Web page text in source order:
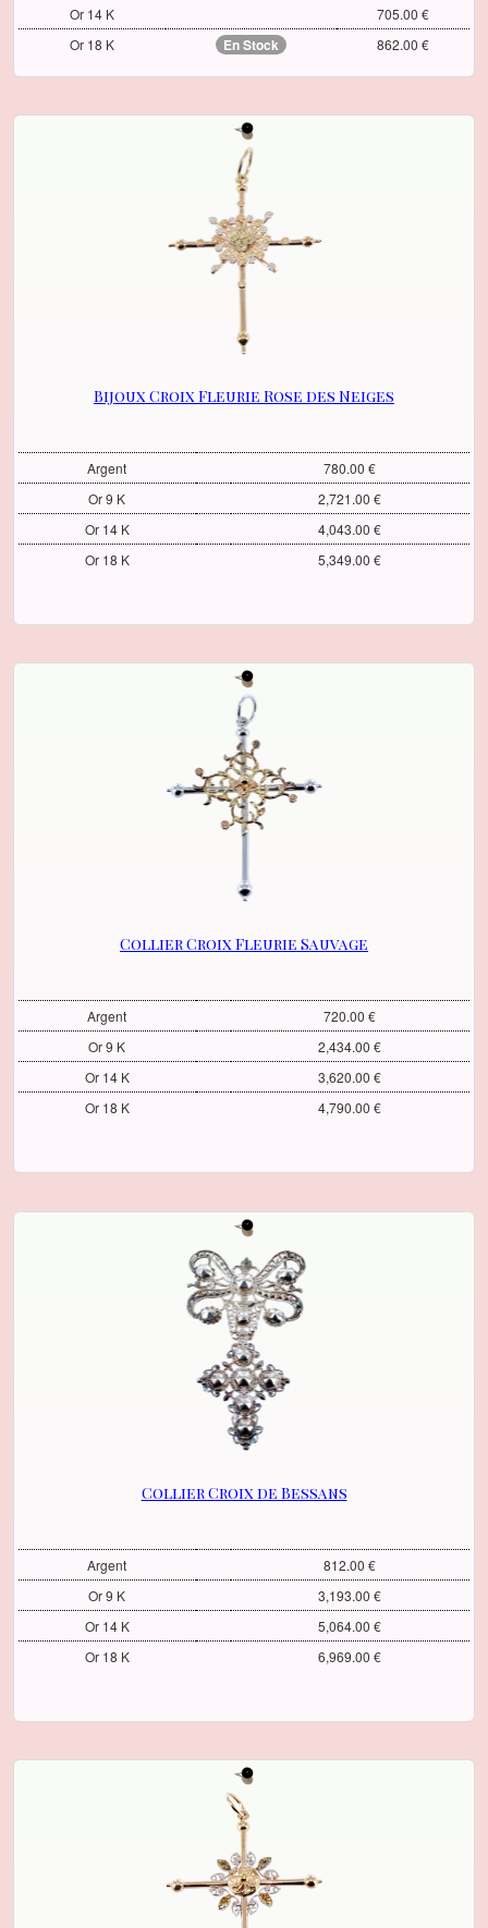
Or 14 K
705.00 €
Or 18 K
En Stock 862.00 €
Bijoux Croix Fleurie Rose des Neiges
Argent
780.00 €
Or 9 K
2,721.00 €
Or 14 K
4,043.00 €
Or 18 K
5,349.00 €
Collier Croix Fleurie Sauvage
Argent
720.00 €
Or 9 K
2,434.00 €
Or 14 K
3,620.00 €
Or 18 K
4,790.00 €
Collier Croix de Bessans
Argent
812.00 €
Or 9 K
3,193.00 €
Or 14 K
5,064.00 €
Or 18 K
6,969.00 €